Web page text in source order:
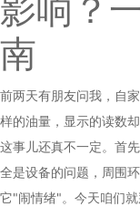
影响？
南
前两天有朋友问我，自
样的油量，显示的读数
这事儿还真不一定。首
全是设备的问题，周围
它"闹情绪"。今天咱们